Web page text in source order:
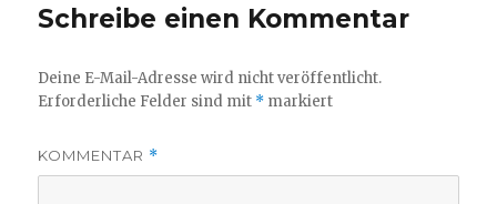
Schreibe einen Kommentar
Deine E-Mail-Adresse wird nicht veröffentlicht.
Erforderliche Felder sind mit * markiert
KOMMENTAR *